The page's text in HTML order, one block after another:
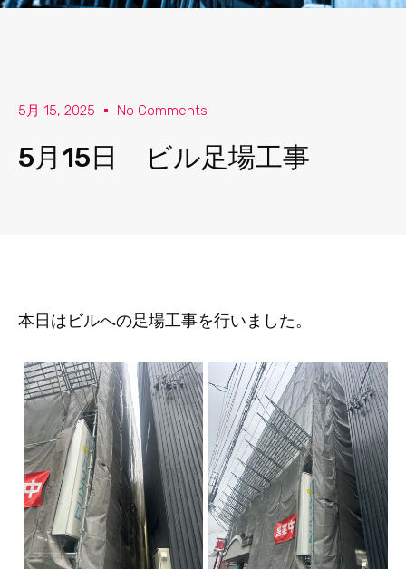
5月 15, 2025 No Comments
5月15日 ビル足場工事
本日はビルへの足場工事を行いました。